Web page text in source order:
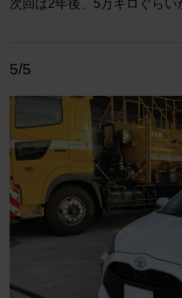
次回は2年後、5万キロぐらい
5/5